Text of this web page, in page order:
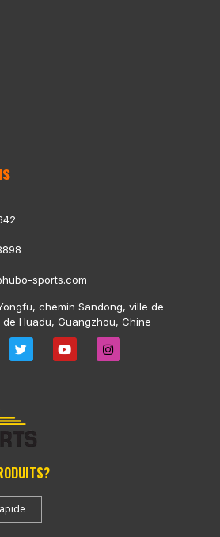
sports.com
chemin Sandong, ville de
Huadu, Guangzhou, Chine